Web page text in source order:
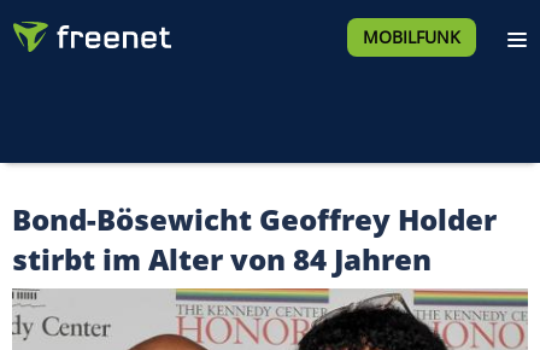
MOBILFUNK
Bond-Bösewicht Geoffrey Holder
stirbt im Alter von 84 Jahren